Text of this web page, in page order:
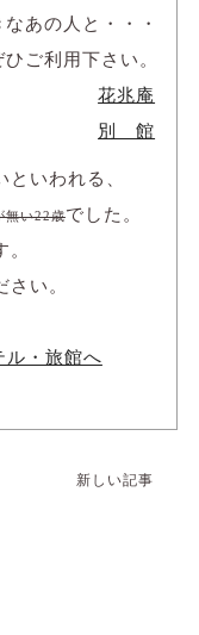
なあの人と・・・
ひご利用下さい。
花兆庵
別 館
いわれる、
無い22歳でした。
い。
新しい記事